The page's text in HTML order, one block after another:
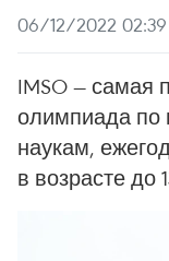
06/12/2022 02:39
IMSO — самая
олимпиада по
наукам,
в возрасте до